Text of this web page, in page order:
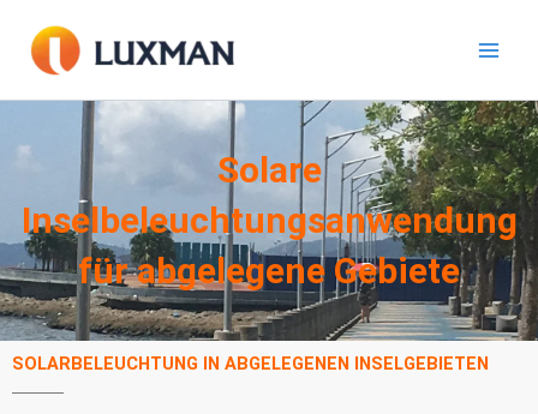
Inhalt
springen
Solare
Inselbeleuchtungsanwendung
für abgelegene Gebiete
SOLARBELEUCHTUNG IN ABGELEGENEN INSELGEBIETEN